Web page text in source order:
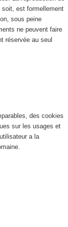
est formellement
sous peine
ne peuvent faire
réservée au seul
des cookies
sur les usages et
a la